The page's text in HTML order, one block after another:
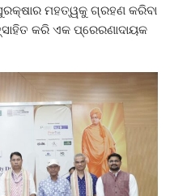
ମହତ୍ୱକୁ ଗ୍ରହଣ କରିବା
କରି ଏକ ପ୍ରେରଣାଦାୟକ